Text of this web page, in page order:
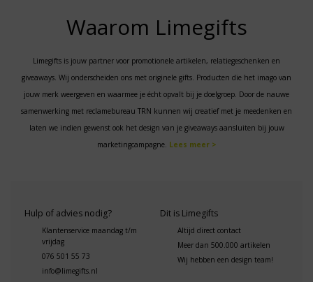
Waarom Limegifts
Limegifts is jouw partner voor promotionele artikelen, relatiegeschenken en
giveaways. Wij onderscheiden ons met originele gifts. Producten die het imago van
jouw merk weergeven en waarmee je écht opvalt bij je doelgroep. Door de nauwe
samenwerking met reclamebureau TRN kunnen wij creatief met je meedenken en
laten we indien gewenst ook het design van je giveaways aansluiten bij jouw
marketingcampagne. Lees meer >
Hulp of advies nodig?
Klantenservice maandag t/m
vrijdag
076 501 55 73
info@limegifts.nl
Dit is Limegifts
Altijd direct contact
Meer dan 500.000 artikelen
Wij hebben een design team!